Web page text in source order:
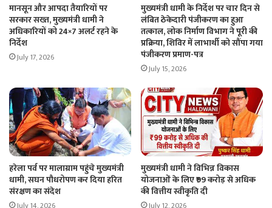
मानसून और आपदा तैयारियों पर
सरकार सख्त, मुख्यमंत्री धामी ने
अधिकारियों को 24×7 अलर्ट रहने के
निर्देश
July 17, 2026
मुख्यमंत्री धामी के निर्देश पर चार दिन से
लंबित ठेकेदारी पंजीकरण का हुआ
तत्काल, लोक निर्माण विभाग ने पूरी की
प्रक्रिया, शिविर में लाभार्थी को सौंपा गया
पंजीकरण प्रमाण-पत्र
July 15, 2026
हरेला पर्व पर मालाग्राम पहुंचे मुख्यमंत्री
धामी, सघन पौधरोपण कर दिया हरित
संरक्षण का संदेश
मुख्यमंत्री धामी ने विभिन्न विकास
योजनाओं के लिए ₹99 करोड़ से अधिक
की वित्तीय स्वीकृति दी